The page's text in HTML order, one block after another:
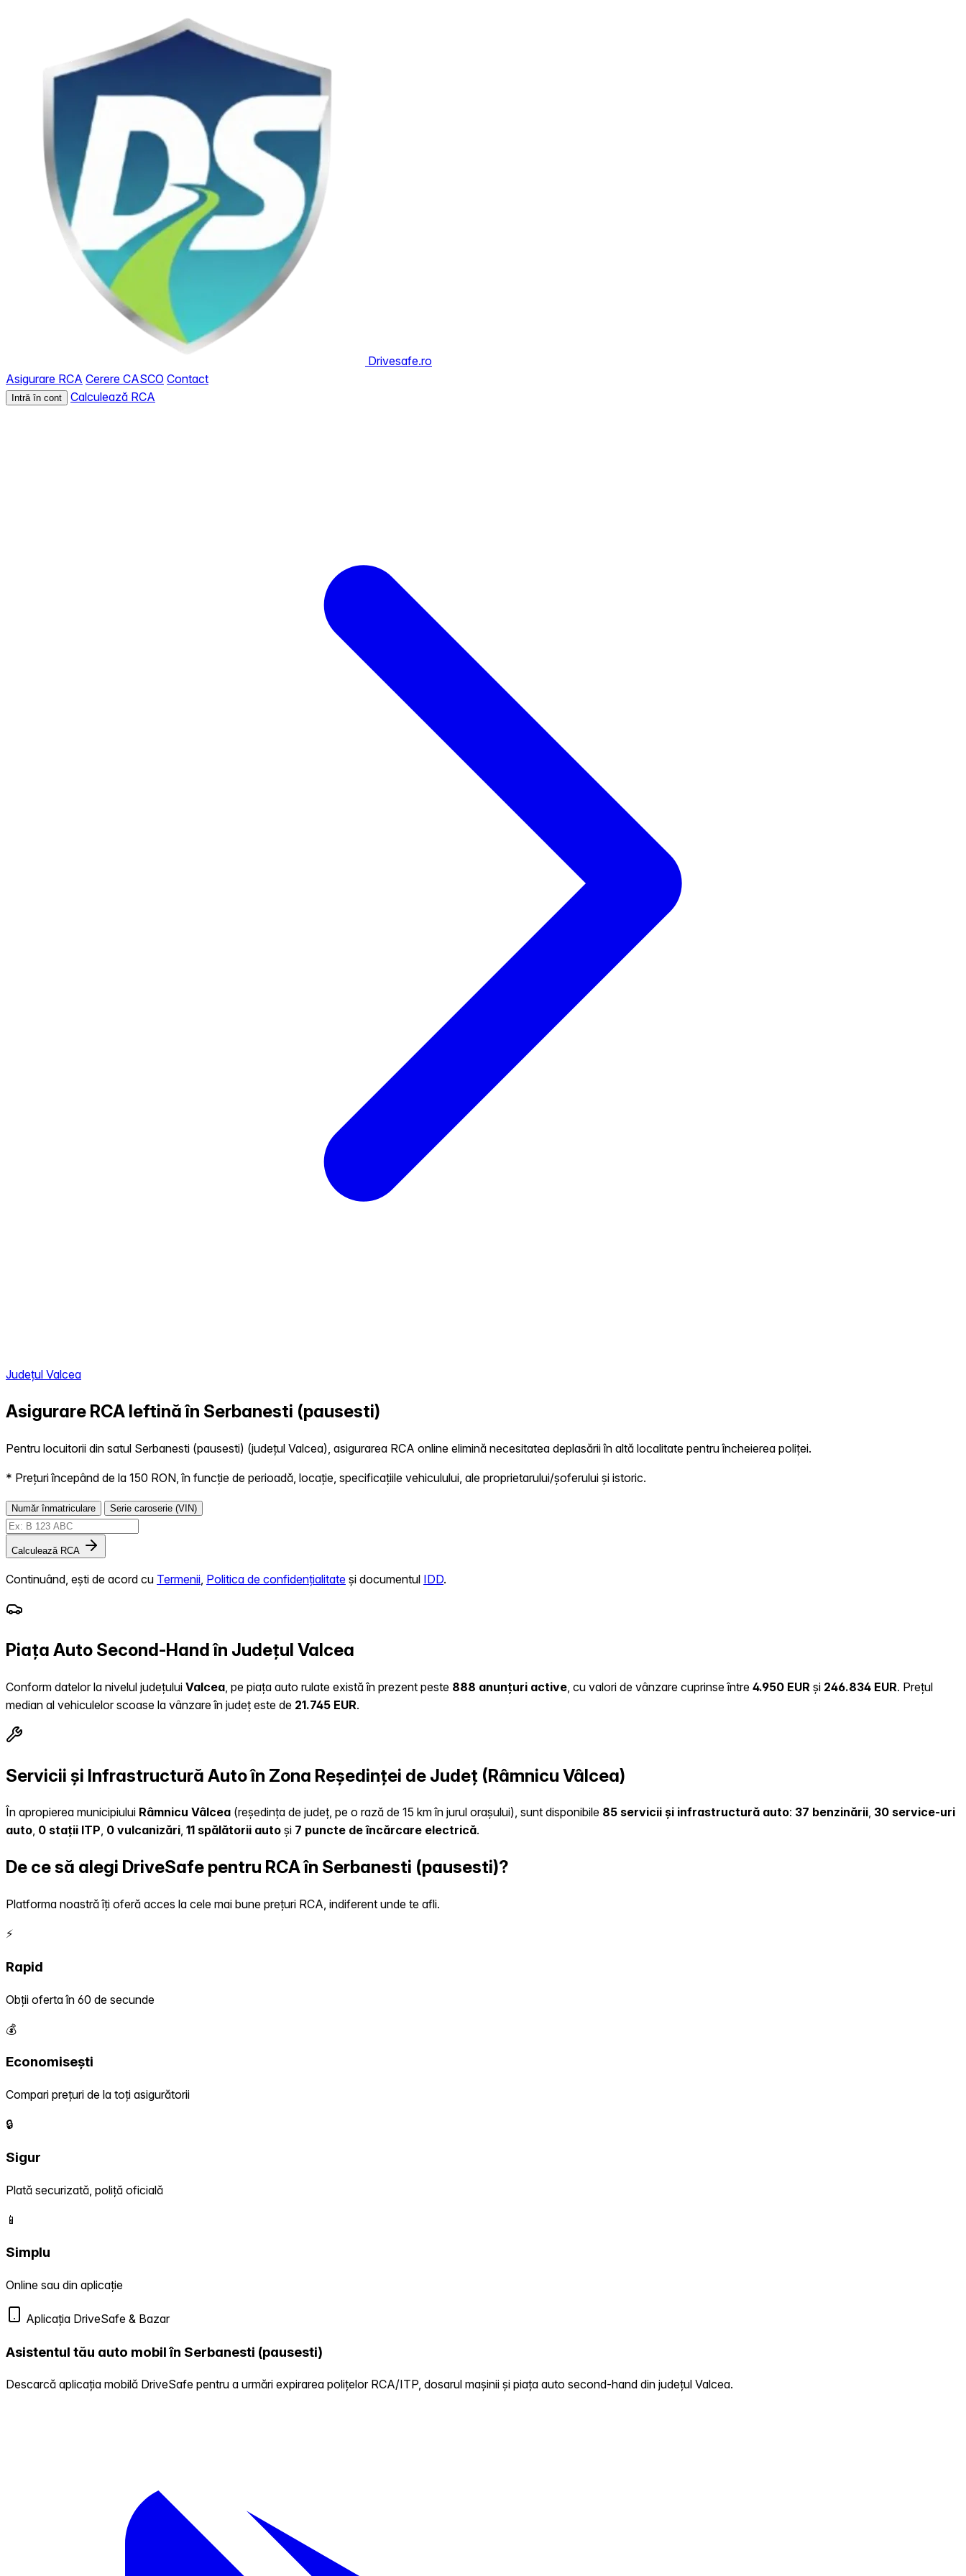
Drivesafe.ro
Asigurare RCA Cerere CASCO Contact
Intră în cont Calculează RCA
Județul Valcea
Asigurare RCA Ieftină în Serbanesti (pausesti)
Pentru locuitorii din satul Serbanesti (pausesti) (județul Valcea), asigurarea RCA online elimină necesitatea deplasării în altă localitate pentru încheierea poliței.
* Prețuri începând de la 150 RON, în funcție de perioadă, locație, specificațiile vehiculului, ale proprietarului/șoferului și istoric.
Număr înmatriculare Serie caroserie (VIN)
Calculează RCA
Continuând, ești de acord cu Termenii Politica de confidențialitate și documentul IDD.
Piața Auto Second-Hand în Județul Valcea
Conform datelor la nivelul județului Valcea , pe piața auto rulate există în prezent peste 888 anunțuri active , cu valori de vânzare cuprinse între 4.950 EUR și 246.834 EUR. Prețul
median al vehiculelor scoase la vânzare în județ este de 21.745 EUR.
Servicii și Infrastructură Auto în Zona Reședinței de Județ (Râmnicu Vâlcea)
În apropierea municipiului Râmnicu Vâlcea (reședința de județ, pe o rază de 15 km în jurul orașului), sunt disponibile 85 servicii și infrastructură auto: 37 benzinării, 30 service-uri
auto, 0 stații ITP, 0 vulcanizări, 11 spălătorii auto și 7 puncte de încărcare electrică.
De ce să alegi DriveSafe pentru RCA în Serbanesti (pausesti)?
Platforma noastră îți oferă acces la cele mai bune prețuri RCA, indiferent unde te afli.
⚡
Rapid
Obții oferta în 60 de secunde
💰
Economisești
Compari prețuri de la toți asigurătorii
🔒
Sigur
Plată securizată, poliță oficială
📱
Simplu
Online sau din aplicație
Aplicația DriveSafe & Bazar
Asistentul tău auto mobil în Serbanesti (pausesti)
Descarcă aplicația mobilă DriveSafe pentru a urmări expirarea polițelor RCA/ITP, dosarul mașinii și piața auto second-hand din județul Valcea.